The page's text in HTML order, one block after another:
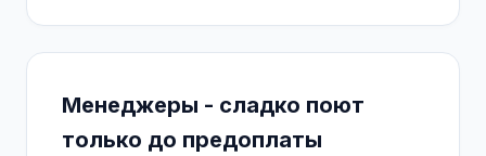
Менеджеры - сладко поют
только до предоплаты